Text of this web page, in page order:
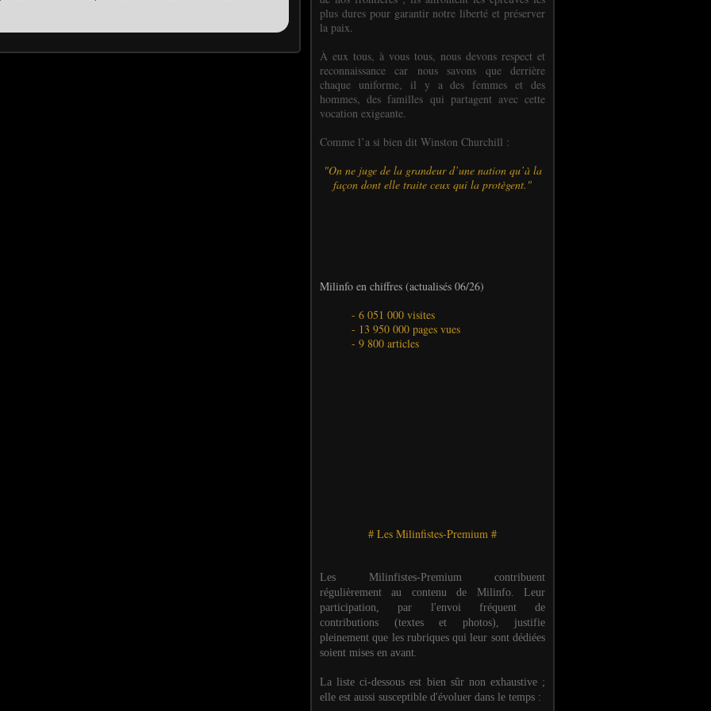
plus dures pour garantir notre liberté et préserver
la paix.
À eux tous, à vous tous, nous devons respect et
reconnaissance car nous savons que derrière
chaque uniforme, il y a des femmes et des
hommes, des familles qui partagent avec cette
vocation exigeante.
Comme l’a si bien dit Winston Churchill :
"On ne juge de la grandeur d’une nation qu’à la
façon dont elle traite ceux qui la protègent."
Milinfo en chiffres (actualisés 06/26)
- 6 051 000 visites
- 13 950 000 pages vues
- 9 800 articles
# Les Milinfistes-Premium #
Les Milinfistes-Premium contribuent
régulièrement au contenu de Milinfo. Leur
participation, par l'envoi fréquent de
contributions (textes et photos), justifie
pleinement que les rubriques qui leur sont dédiées
soient mises en avant.
La liste ci-dessous est bien sûr non exhaustive ;
elle est aussi susceptible d'évoluer dans le temps :